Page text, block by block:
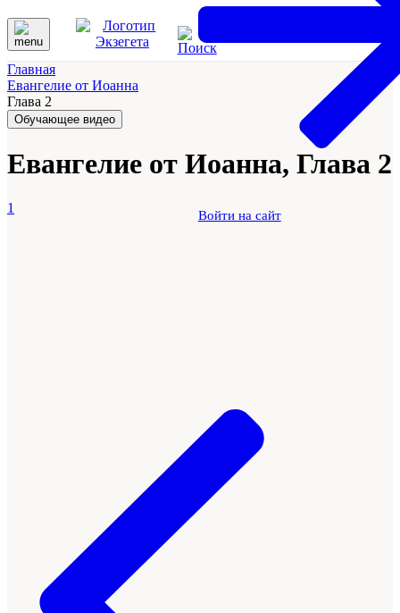
Войти на сайт
Главная
Евангелие от Иоанна
Глава 2
Обучающее видео
Евангелие от Иоанна, Глава 2
1